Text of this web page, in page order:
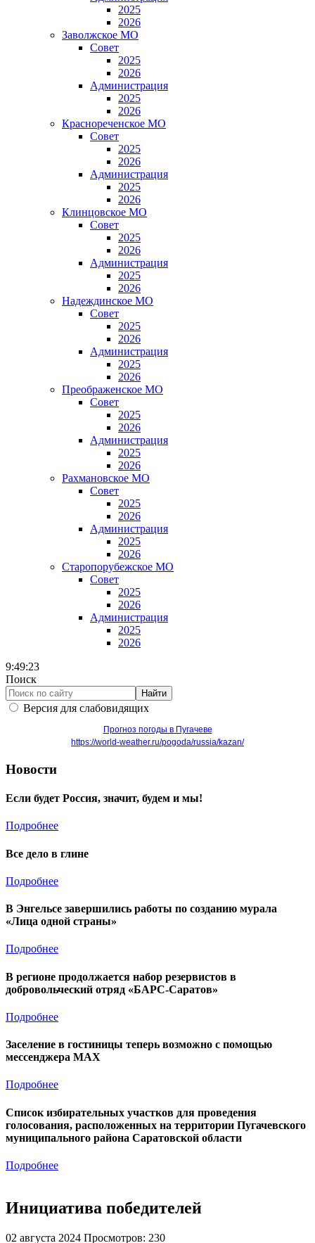
2025
2026
Заволжское МО
Совет
2025
2026
Администрация
2025
2026
Краснореченское МО
Совет
2025
2026
Администрация
2025
2026
Клинцовское МО
Совет
2025
2026
Администрация
2025
2026
Надеждинское МО
Совет
2025
2026
Администрация
2025
2026
Преображенское МО
Совет
2025
2026
Администрация
2025
2026
Рахмановское МО
Совет
2025
2026
Администрация
2025
2026
Старопорубежское МО
Совет
2025
2026
Администрация
2025
2026
9:49:23
Поиск
Найти
Версия для слабовидящих
Прогноз погоды в Пугачеве
https://world-weather.ru/pogoda/russia/kazan/
Новости
Если будет Россия, значит, будем и мы!
Подробнее
Все дело в глине
Подробнее
В Энгельсе завершились работы по созданию мурала
«Лица одной страны»
Подробнее
В регионе продолжается набор резервистов в
добровольческий отряд «БАРС-Саратов»
Подробнее
Заселение в гостиницы теперь возможно с помощью
мессенджера MAX
Подробнее
Список избирательных участков для проведения
голосования, расположенных на территории Пугачевского
муниципального района Саратовской области
Подробнее
Инициатива победителей
02 августа 2024 Просмотров: 230